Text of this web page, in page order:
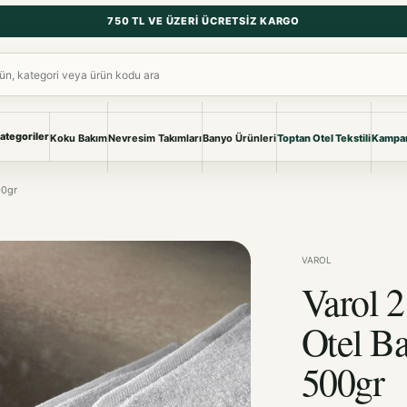
750 TL VE ÜZERI ÜCRETSIZ KARGO
Koku Bakım Nevresim Takımları Banyo ÜrünleriToptan Otel Tekstili
VAROL
Varol
Otel
500gr